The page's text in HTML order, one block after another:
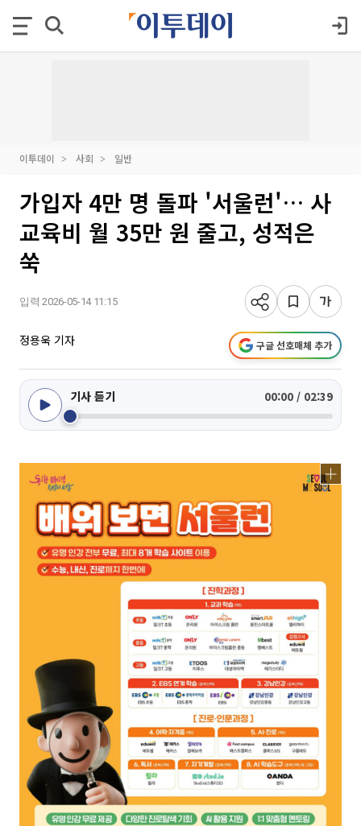
이투데이 사회 일반
가입자 4만 명 돌파 '서울런'… 사
교육비 월 35만 원 줄고, 성적은
쑥
입력 2026-05-14 11:15
정용욱 기자 구글 선호매체 추가
기사 듣기 00:00 / 02:39